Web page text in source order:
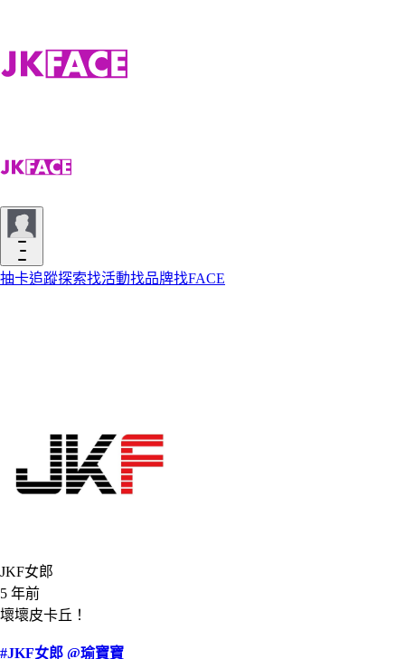
抽卡追蹤探索找活動找品牌找FACE
JKF女郎
5 年前
壞壞皮卡丘！
#JKF女郎 @瑜寶寶